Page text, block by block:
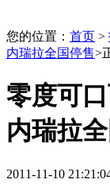
您的位置： 首页 >
内瑞拉全国停售>
零度可
内瑞拉
2011-11-10